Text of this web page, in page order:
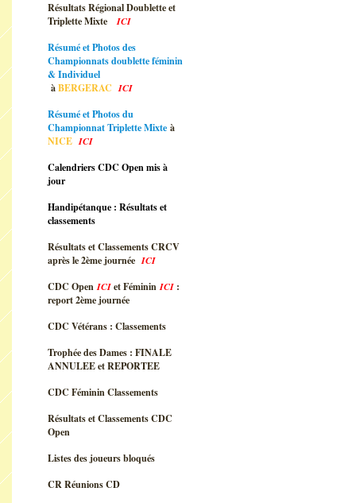
Résultats Régional Doublette et
Triplette Mixte
ICI
Résumé et Photos des
Championnats doublette féminin
& Individuel
àBERGERACICI
Résumé et Photos du
Championnat Triplette Mixte à
NICEICI
Calendriers CDC Open mis à
jour
Handipétanque : Résultats et
classements
Résultats et Classements CRCV
après le 2ème journée ICI
CDC OpenICIet FémininICI :
report 2ème journée
CDC Vétérans : Classements
Trophée des Dames : FINALE
ANNULEE et REPORTEE
CDC Féminin Classements
Résultats et Classements CDC
Open
Listes des joueurs bloqués
CR Réunions CD